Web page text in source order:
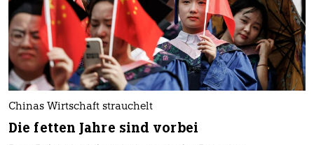
Chinas Wirtschaft strauchelt
Die fetten Jahre sind vorbei